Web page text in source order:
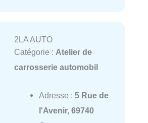
2LA AUTO
Catégorie : Atelier de
carrosserie automobil
Adresse : 5 Rue de
l'Avenir, 69740